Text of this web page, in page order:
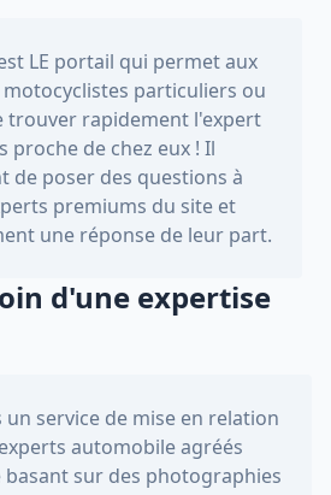
LE portail qui permet aux
particuliers ou
trouver rapidement l'expert
proche de chez eux ! Il
de poser des questions à
premiums du site et
une réponse de leur part.
d'une expertise
service de mise en relation
automobile agréés
basant sur des photographies